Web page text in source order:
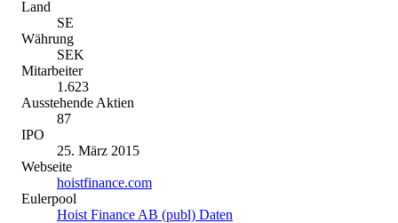
Land
SE
Währung
SEK
Mitarbeiter
1.623
Ausstehende Aktien
87
IPO
25. März 2015
Webseite
hoistfinance.com
Eulerpool
Hoist Finance AB (publ) Daten